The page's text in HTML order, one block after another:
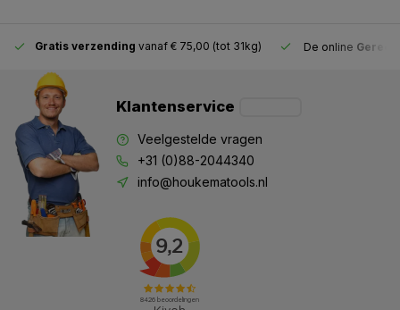
Gratis verzending vanaf € 75,00 (tot 31kg) De online
Klantenservice
Veelgestelde vragen
+31 (0)88-2044340
info@houkematools.nl